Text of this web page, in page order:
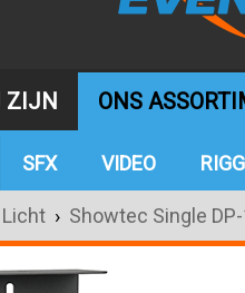
ZIJN ONS
SFX VIDEO
Licht › Showtec Single